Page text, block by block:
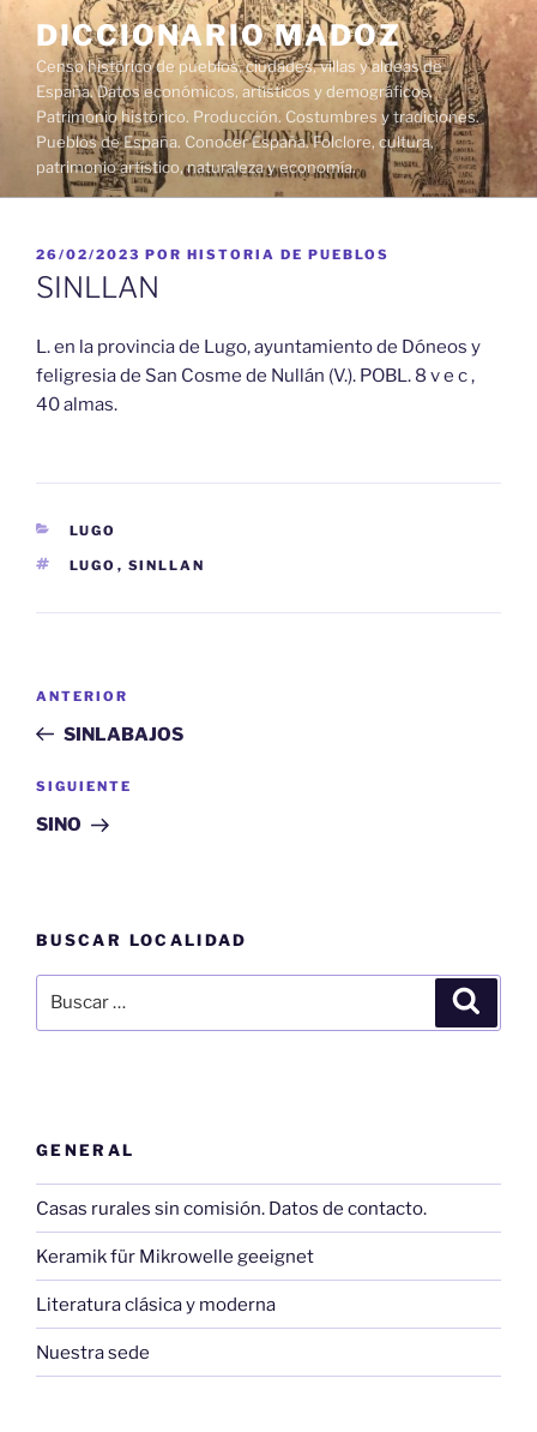
contenido
DICCIONARIO MADOZ
Censo histórico de pueblos, ciudades, villas y aldeas de
España. Datos económicos, artísticos y demográficos.
Patrimonio histórico. Producción. Costumbres y tradiciones.
Pueblos de España. Conocer España. Folclore, cultura,
patrimonio artístico, naturaleza y economía.
PUBLICADO
EL
26/02/2023 POR HISTORIA DE PUEBLOS
SINLLAN
L. en la provincia de Lugo, ayuntamiento de Dóneos y
feligresia de San Cosme de Nullán (V.). POBL. 8 v e c ,
40 almas.
CATEGORÍAS
LUGO
ETIQUETAS
LUGO , SINLLAN
entradas
Entrada
anterior:
ANTERIOR
SINLABAJOS
Siguiente
entrada
SIGUIENTE
SINO
BUSCAR LOCALIDAD
por:
GENERAL
Casas rurales sin comisión. Datos de contacto.
Keramik für Mikrowelle geeignet
Literatura clásica y moderna
Nuestra sede